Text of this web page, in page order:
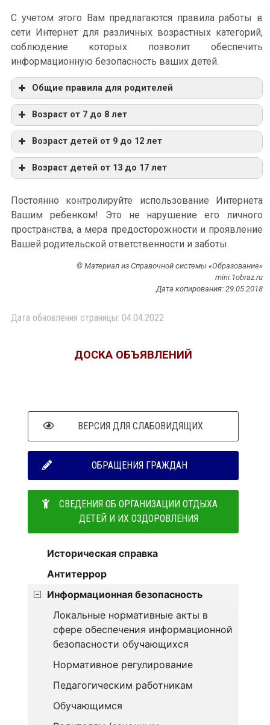
С учетом этого Вам предлагаются правила работы в
сети Интернет для различных возрастных категорий,
соблюдение которых позволит обеспечить
информационную безопасность ваших детей.
Общие правила для родителей
Возраст от 7 до 8 лет
Возраст детей от 9 до 12 лет
Возраст детей от 13 до 17 лет
Постоянно контролируйте использование Интернета
Вашим ребенком! Это не нарушение его личного
пространства, а мера предосторожности и проявление
Вашей родительской ответственности и заботы.
© Материал из Справочной системы «Образование»
mini.1obraz.ru
Дата копирования: 29.05.2018
Дата обновления страницы: 04.04.2022
ДОСКА ОБЪЯВЛЕНИЙ
ВЕРСИЯ ДЛЯ СЛАБОВИДЯЩИХ
ОБРАЩЕНИЯ ГРАЖДАН
СВЕДЕНИЯ ОБ ОРГАНИЗАЦИИ ОТДЫХА
ДЕТЕЙ И ИХ ОЗДОРОВЛЕНИЯ
Историческая справка
Антитеррор
Информационная безопасность
Локальные нормативные акты в
сфере обеспечения информационной
безопасности обучающихся
Нормативное регулирование
Педагогическим работникам
Обучающимся